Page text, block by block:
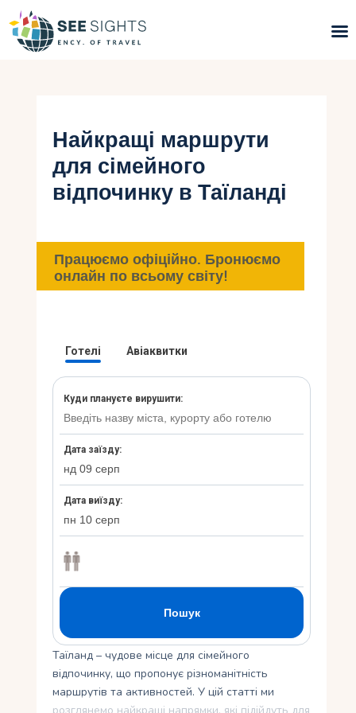
Гарячі тури
Типи Турів
Країни
Інфо
Блог
Найкращі маршрути
для сімейного
відпочинку в Таїланді
Працюємо офіційно. Бронюємо
онлайн по всьому світу!
Таїланд – чудове місце для сімейного
відпочинку, що пропонує різноманітність
маршрутів та активностей. У цій статті ми